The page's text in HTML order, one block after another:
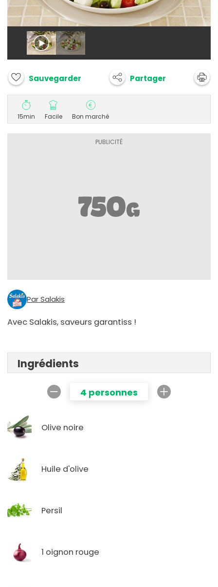
Sauvegarder Partager
15min Facile Bon marché
Par Salakis
Avec Salakis, saveurs garantiss !
Ingrédients
4 personnes
Olive noire
Huile d'olive
Persil
1 oignon rouge